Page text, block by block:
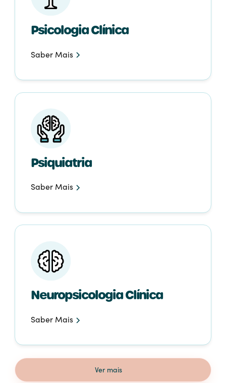
Psicologia Clínica
Saber Mais
Psiquiatria
Saber Mais
Neuropsicologia Clínica
Saber Mais
Ver mais